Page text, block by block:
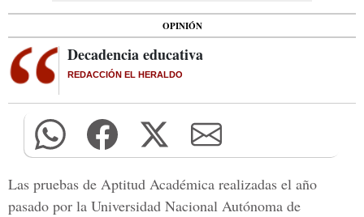
OPINIÓN
Decadencia educativa
REDACCIÓN EL HERALDO
Las pruebas de Aptitud Académica realizadas el año
pasado por la Universidad Nacional Autónoma de